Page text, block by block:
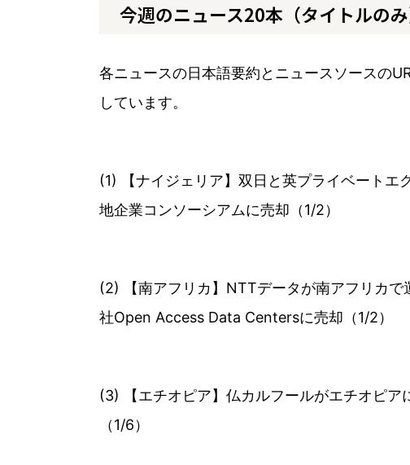
今週のニュース20本（タイトルのみ
各ニュースの日本語要約とニュースソースの
しています。
(1) 【ナイジェリア】双日と英プライベート
地企業コンソーシアムに売却（1/2）
(2) 【南アフリカ】NTTデータが南アフリカ
社Open Access Data Centersに売却（1/2）
(3) 【エチオピア】仏カルフールがエチオピ
（1/6）